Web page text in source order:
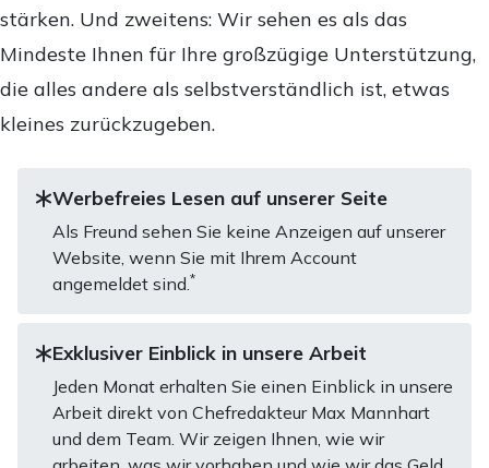
stärken. Und zweitens: Wir sehen es als das
Mindeste Ihnen für Ihre großzügige Unterstützung,
die alles andere als selbstverständlich ist, etwas
kleines zurückzugeben.
Werbefreies Lesen auf unserer Seite
Als Freund sehen Sie keine Anzeigen auf unserer
Website, wenn Sie mit Ihrem Account
angemeldet sind.*
Exklusiver Einblick in unsere Arbeit
Jeden Monat erhalten Sie einen Einblick in unsere
Arbeit direkt von Chefredakteur Max Mannhart
und dem Team. Wir zeigen Ihnen, wie wir